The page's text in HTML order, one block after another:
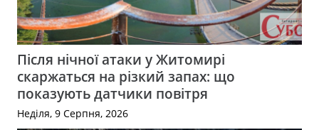
Після нічної атаки у Житомирі
скаржаться на різкий запах: що
показують датчики повітря
Неділя, 9 Серпня, 2026